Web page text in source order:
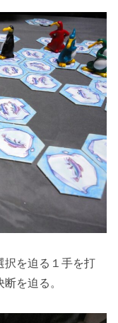
択を迫る１手を打
を迫る。